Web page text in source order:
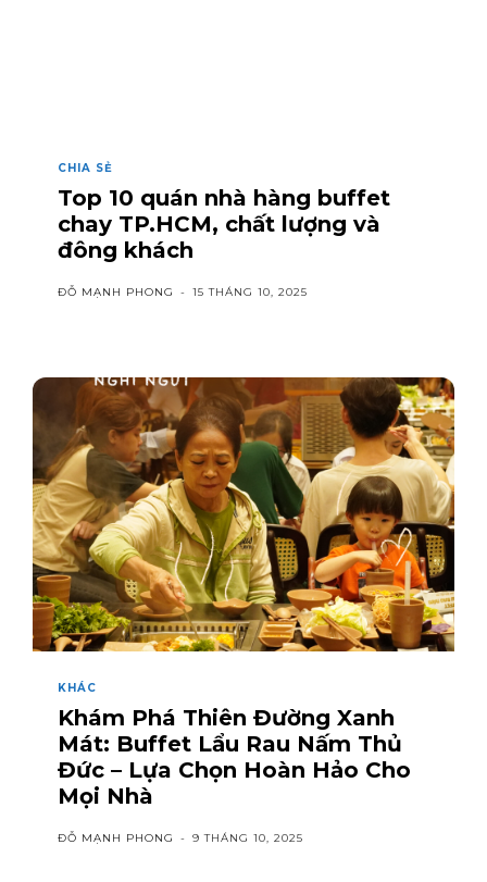
CHIA SẺ
Top 10 quán nhà hàng buffet
chay TP.HCM, chất lượng và
đông khách
ĐỖ MẠNH PHONG - 15 THÁNG 10, 2025
KHÁC
Khám Phá Thiên Đường Xanh
Mát: Buffet Lẩu Rau Nấm Thủ
Đức – Lựa Chọn Hoàn Hảo Cho
Mọi Nhà
ĐỖ MẠNH PHONG - 9 THÁNG 10, 2025